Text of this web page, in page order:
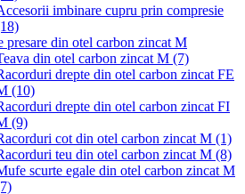
imbinare cupru prin compresie
presare din otel carbon zincat M
din otel carbon zincat M (7)
drepte din otel carbon zincat FE
(10)
drepte din otel carbon zincat FI
(9)
cot din otel carbon zincat M (1)
teu din otel carbon zincat M (8)
scurte egale din otel carbon zincat M